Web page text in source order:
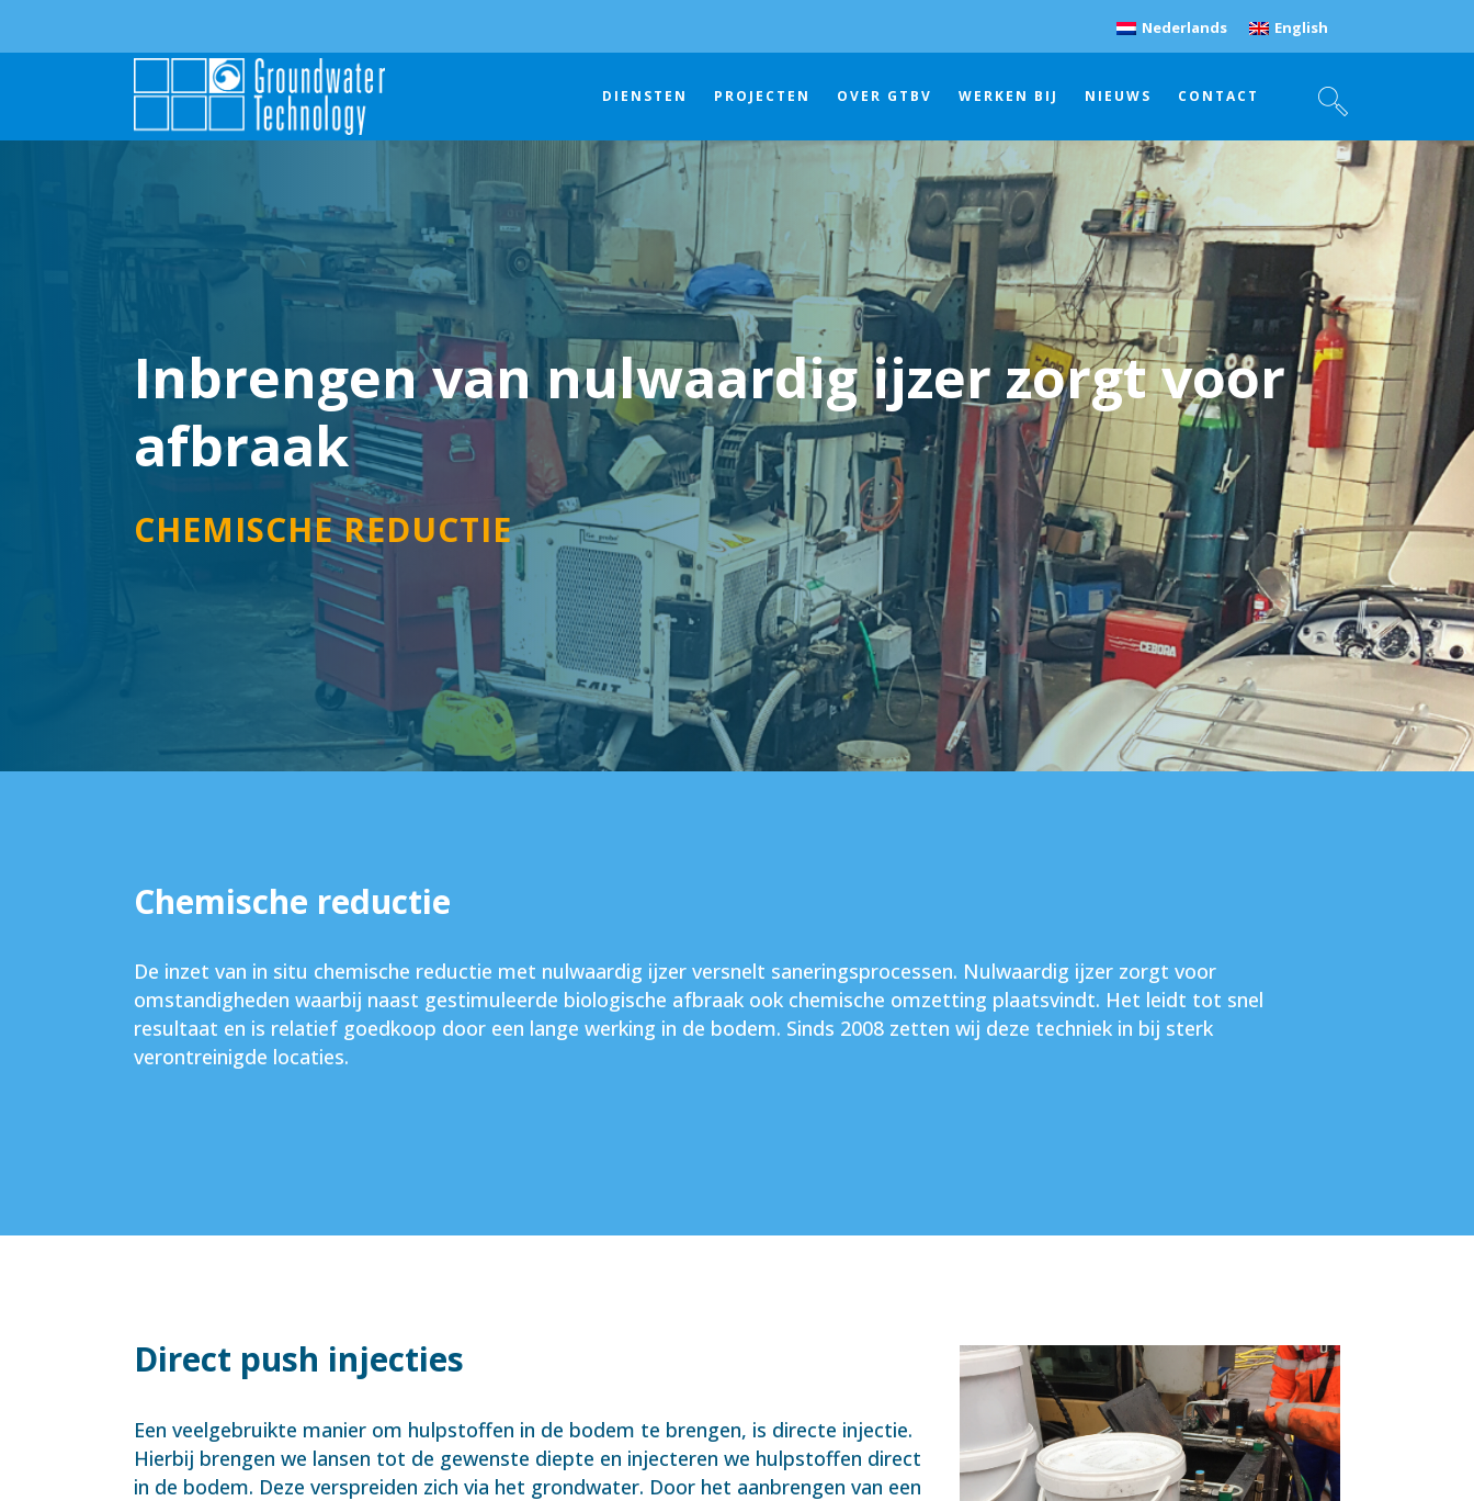
Nederlands English
DIENSTEN PROJECTEN OVER GTBV WERKEN BIJ NIEUWS CONTACT
Inbrengen van nulwaardig ijzer zorgt voor
afbraak
CHEMISCHE REDUCTIE
Chemische reductie
De inzet van in situ chemische reductie met nulwaardig ijzer versnelt saneringsprocessen. Nulwaardig ijzer zorgt voor
omstandigheden waarbij naast gestimuleerde biologische afbraak ook chemische omzetting plaatsvindt. Het leidt tot snel
resultaat en is relatief goedkoop door een lange werking in de bodem. Sinds 2008 zetten wij deze techniek in bij sterk
verontreinigde locaties.
Direct push injecties
Een veelgebruikte manier om hulpstoffen in de bodem te brengen, is directe injectie.
Hierbij brengen we lansen tot de gewenste diepte en injecteren we hulpstoffen direct
in de bodem. Deze verspreiden zich via het grondwater. Door het aanbrengen van een